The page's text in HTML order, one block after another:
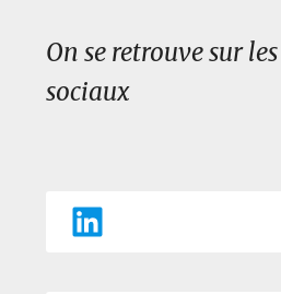
On se retrouve sur
sociaux